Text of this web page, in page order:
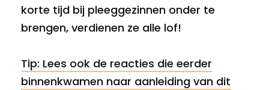
korte tijd bij pleeggezinnen onder te
brengen, verdienen ze alle lof!
Tip: Lees ook de reacties die eerder
binnenkwamen naar aanleiding van dit